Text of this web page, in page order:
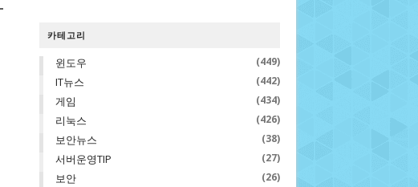
카테고리
윈도우 (449)
IT뉴스 (442)
게임 (434)
리눅스 (426)
보안뉴스 (38)
서버운영TIP (27)
보안 (26)